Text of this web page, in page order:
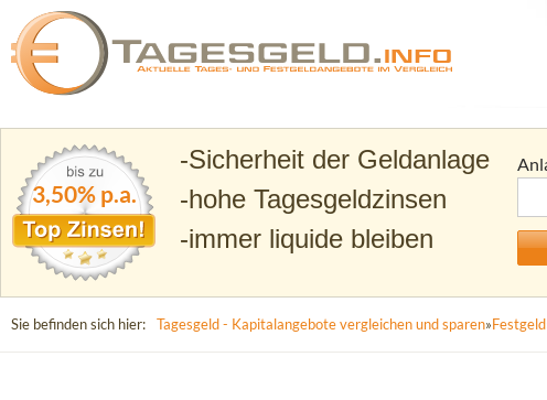
Tagesgeld.info – Tagesgeldkonten vergleichen und
3,50% p.a.
Sicherheit der Geldanlage
hohe Tagesgeldzinsen
immer liquide bleiben
Sie befinden sich hier: Tagesgeld - Kapitalangebote vergleichen und sparen»Festgeld